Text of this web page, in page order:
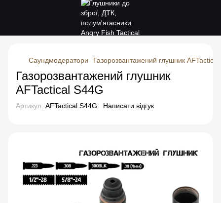
Саундмодератори Газорозвантажений глушник
Газорозвантажений глушник
AFTactical S44G
Артикул: AFTactical S44G Написати відгук